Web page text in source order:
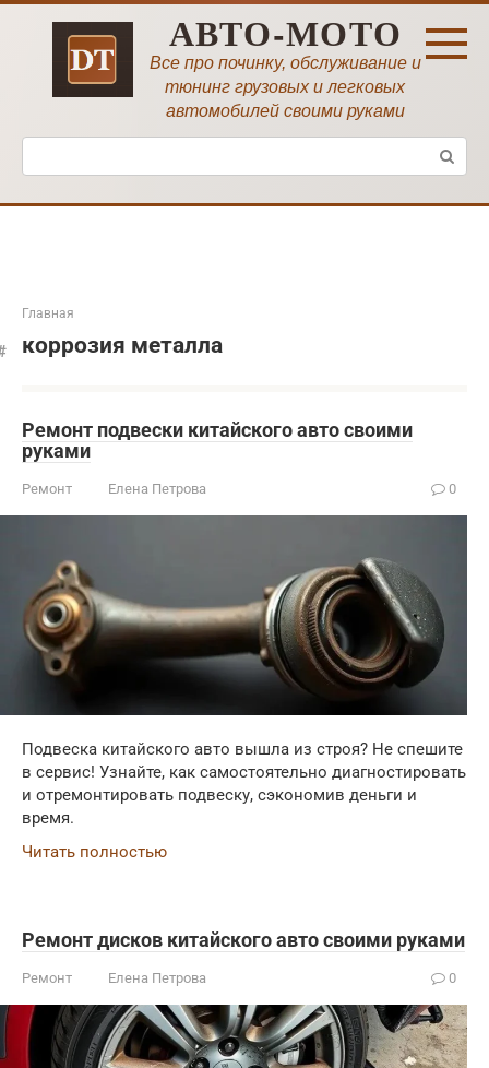
Перейти
АВТО-МОТО
Все про починку, обслуживание и
тюнинг грузовых и легковых
автомобилей своими руками
Поиск:
Главная
коррозия металла
Ремонт подвески китайского авто своими
руками
Ремонт Елена Петрова 0
Подвеска китайского авто вышла из строя? Не спешите
в сервис! Узнайте, как самостоятельно диагностировать
и отремонтировать подвеску, сэкономив деньги и
время.
Читать полностью
Ремонт дисков китайского авто своими руками
Ремонт Елена Петрова 0